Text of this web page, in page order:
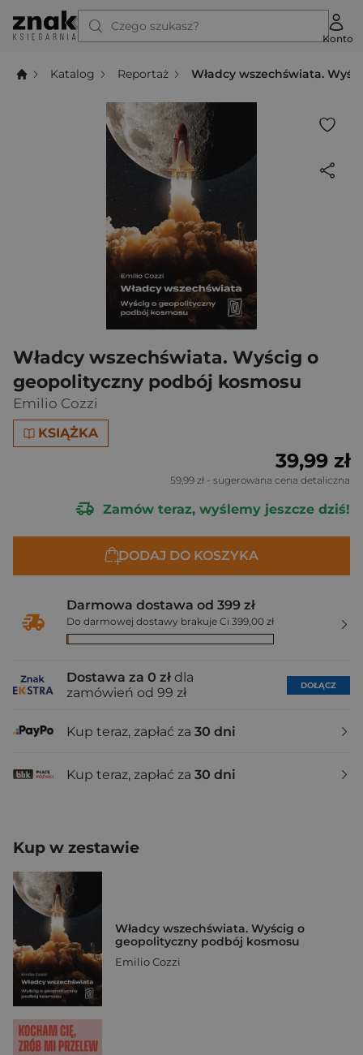
Czego szukasz?
Konto
Katalog Reportaż Władcy wszechświata.
Władcy wszechświata. Wyścig o
geopolityczny podbój kosmosu
Emilio Cozzi
KSIĄŻKA
39,99 zł
59,99 zł - sugerowana cena detaliczna
Zamów teraz, wyślemy jeszcze dziś!
DODAJ DO KOSZYKA
Darmowa dostawa od 399 zł
Do darmowej dostawy brakuje Ci 399,00 zł
Dostawa za 0 zł dla
zamówień od 99 zł
DOŁĄCZ
Kup teraz, zapłać za 30 dni
Kup teraz, zapłać za 30 dni
Kup w zestawie
Władcy wszechświata. Wyścig o
geopolityczny podbój kosmosu
Emilio Cozzi